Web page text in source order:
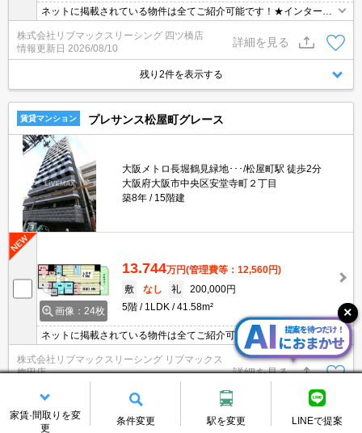
ネットに掲載されている物件は全てご紹介可能です！★インターネ
ュリティ万全で一人暮らしも安心★3駅3沿線利用可能で主要エリア
へのアクセス良好★
株式会社リブマックスリーシング 四ツ橋店
情報更新日 2026/08/10
詳細を見る
残り2件を表示する
賃貸マンション プレサンス松屋町グレース
大阪メトロ長堀鶴見緑地･･･/松屋町駅 徒歩2分
大阪府大阪市中央区安堂寺町２丁目
築8年
15階建
画像：24枚
13.744万円(管理費等：12,560円)
敷
なし 礼
200,000円
5階
1LDK 41.58m²
ネットに掲載されている物件は全てご紹介可能です！★人気のプレ
サンスシリーズ分譲型マンション★インターネット・Wi-Fi無料★初
期費用クレジット決済可能★保証人不要★南向きで日当たり眺望良
好です♪
株式会社リブマックスリーシング リブマックス
梅田店
詳細を見る
家賃·間取りを変
更
条件変更 駅を変更 LINEで提案